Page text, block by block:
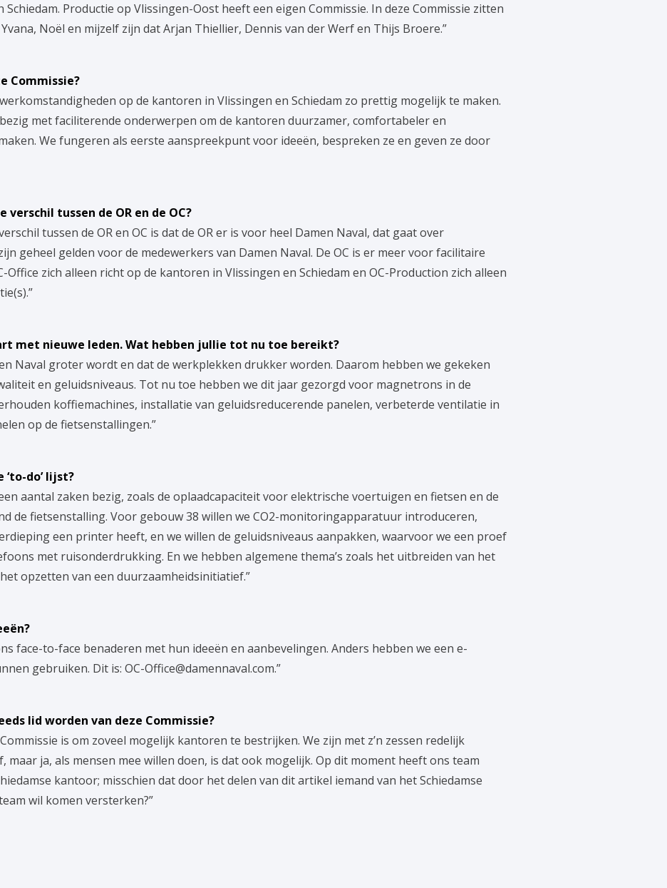
Productie op Vlissingen-Oost heeft een eigen Commissie. In deze Commissie zitten
Yvana, Noël en mijzelf zijn dat Arjan Thiellier, Dennis van der Werf en Thijs Broere.”
Commissie?
op de kantoren in Vlissingen en Schiedam zo prettig mogelijk te maken.
met faciliterende onderwerpen om de kantoren duurzamer, comfortabeler en
We fungeren als eerste aanspreekpunt voor ideeën, bespreken ze en geven ze door
tussen de OR en de OC?
tussen de OR en OC is dat de OR er is voor heel Damen Naval, dat gaat over
geheel gelden voor de medewerkers van Damen Naval. De OC is er meer voor facilitaire
Office zich alleen richt op de kantoren in Vlissingen en Schiedam en OC-Production zich alleen
met nieuwe leden. Wat hebben jullie tot nu toe bereikt?
Naval groter wordt en dat de werkplekken drukker worden. Daarom hebben we gekeken
en geluidsniveaus. Tot nu toe hebben we dit jaar gezorgd voor magnetrons in de
koffiemachines, installatie van geluidsreducerende panelen, verbeterde ventilatie in
op de fietsenstallingen.”
do’ lijst?
aantal zaken bezig, zoals de oplaadcapaciteit voor elektrische voertuigen en fietsen en de
de fietsenstalling. Voor gebouw 38 willen we CO2-monitoringapparatuur introduceren,
een printer heeft, en we willen de geluidsniveaus aanpakken, waarvoor we een proef
met ruisonderdrukking. En we hebben algemene thema’s zoals het uitbreiden van het
opzetten van een duurzaamheidsinitiatief.”
face-to-face benaderen met hun ideeën en aanbevelingen. Anders hebben we een e-
gebruiken. Dit is: OC-Office@damennaval.com.”
lid worden van deze Commissie?
is om zoveel mogelijk kantoren te bestrijken. We zijn met z’n zessen redelijk
maar ja, als mensen mee willen doen, is dat ook mogelijk. Op dit moment heeft ons team
kantoor; misschien dat door het delen van dit artikel iemand van het Schiedamse
wil komen versterken?”